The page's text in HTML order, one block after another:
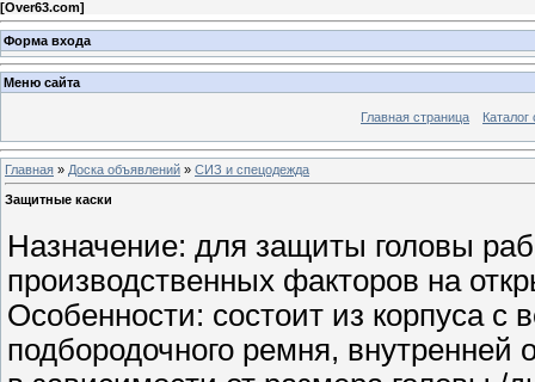
[Over63.com]
Форма входа
Меню сайта
Главная страница Каталог
Главная » Доска объявлений » СИЗ и спецодежда
Защитные каски
Назначение: для защиты головы
производственных факторов на
Особенности: состоит из корпуса
подбородочного ремня, внутренней